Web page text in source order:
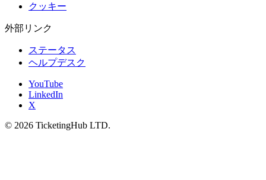
クッキー
外部リンク
ステータス
ヘルプデスク
YouTube
LinkedIn
X
© 2026 TicketingHub LTD.